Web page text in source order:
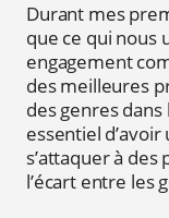
Durant mes
que ce qui nous
engagement
des meilleures
des genres
essentiel
s’attaquer à
l’écart entre les